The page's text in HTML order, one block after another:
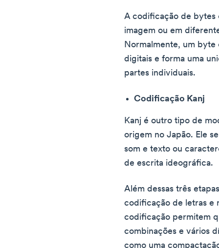
A codificação de bytes
imagem ou em
Normalmente, um
digitais e forma uma
partes individuais.
Codificação Kanj
Kanj é outro tipo de
origem no Japão. Ele
som e texto ou
de escrita ideográfica.
Além dessas três
codificação de letras e
codificação permitem
combinações e vários
como uma